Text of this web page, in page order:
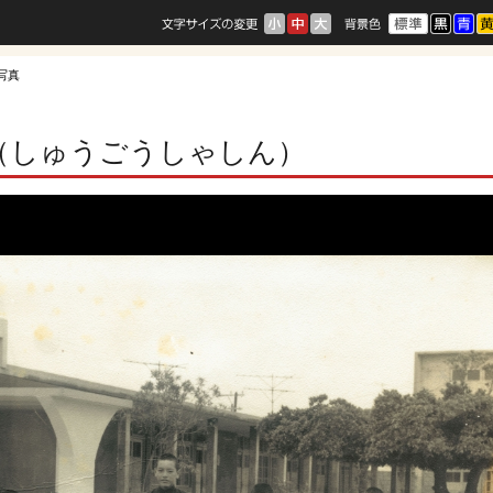
真
ゅうごうしゃしん）